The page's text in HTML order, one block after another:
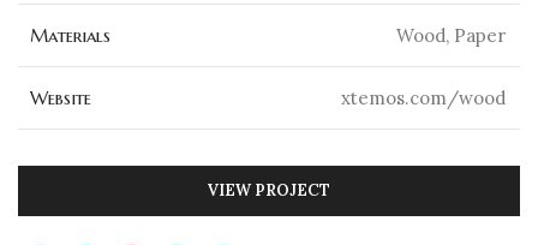
Materials Wood, Paper
Website xtemos.com/wood
VIEW PROJECT